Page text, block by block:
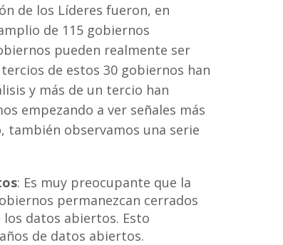
de los Líderes fueron, en
de 115 gobiernos
pueden realmente ser
de estos 30 gobiernos han
y más de un tercio han
empezando a ver señales más
también observamos una serie
: Es muy preocupante que la
permanezcan cerrados
los datos abiertos. Esto
de datos abiertos.